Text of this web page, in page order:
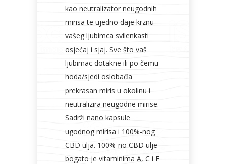
kao neutralizator neugodnih
mirisa te ujedno daje krznu
vašeg ljubimca svilenkasti
osjećaj i sjaj. Sve što vaš
ljubimac dotakne ili po čemu
hoda/sjedi oslobađa
prekrasan miris u okolinu i
neutralizira neugodne mirise.
Sadrži nano kapsule
ugodnog mirisa i 100%-nog
CBD ulja. 100%-no CBD ulje
bogato je vitaminima A, C i E